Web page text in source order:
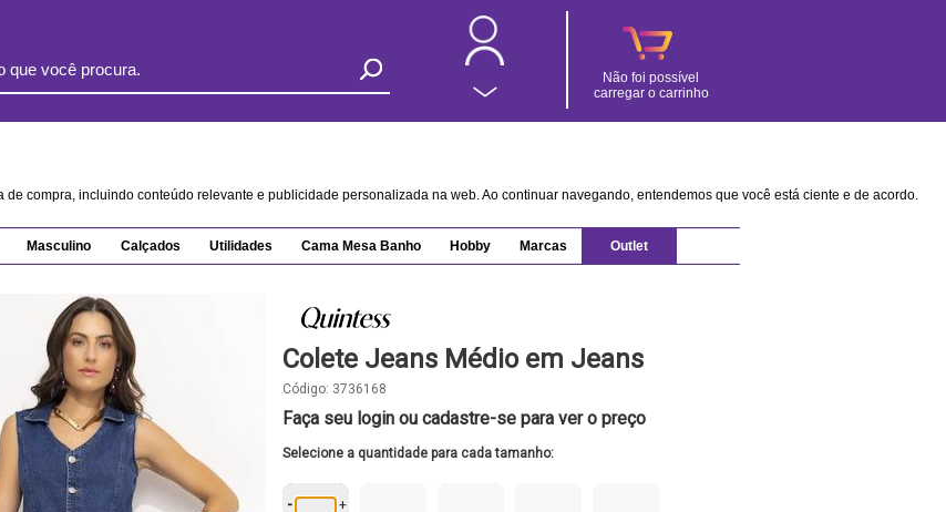
Não foi possível
carregar o carrinho
compra, incluindo conteúdo relevante e publicidade personalizada na web. Ao continuar navegando, entendemos que você está ciente e de acordo.
Masculino Calçados Utilidades Cama Mesa Banho Hobby Marcas Outlet
Colete Jeans Médio em Jeans
Código: 3736168
Faça seu login ou cadastre-se para ver o preço
Selecione a quantidade para cada tamanho:
- +